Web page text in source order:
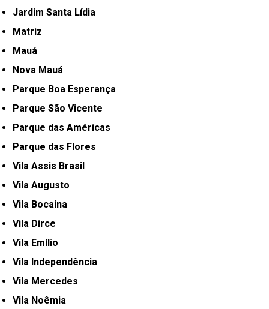
Jardim Santa Lídia
Matriz
Mauá
Nova Mauá
Parque Boa Esperança
Parque São Vicente
Parque das Américas
Parque das Flores
Vila Assis Brasil
Vila Augusto
Vila Bocaina
Vila Dirce
Vila Emílio
Vila Independência
Vila Mercedes
Vila Noêmia